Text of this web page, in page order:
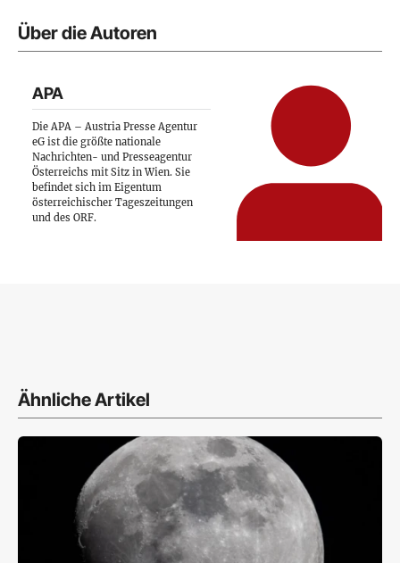
Über die Autoren
APA
Die APA – Austria Presse Agentur
eG ist die größte nationale
Nachrichten- und Presseagentur
Österreichs mit Sitz in Wien. Sie
befindet sich im Eigentum
österreichischer Tageszeitungen
und des ORF.
Ähnliche Artikel